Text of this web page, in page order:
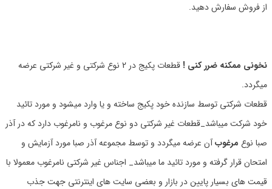
از فروش سفارش دهید.
نخونی ممکنه ضرر کنی !
قطعات پکیج در 2 نوع شرکتی و غیر شرکتی عرضه
میگردد.
قطعات شرکتی توسط سازنده خود پکیج ساخته و یا وارد میشود و مورد تائید
خود شرکت میباشد_قطعات غیر شرکتی دو نوع مرغوب و نامرغوب دارد که در آذر
صبا نوع مرغوبآن عرضه میگردد و توسط مجموعه آذر صبا مورد آزمایش و
امتحان قرار گرفته و مورد تائید ما میباشد_ اجناس غیر شرکتی نامرغوب معمولا با
قیمت های بسیار پایین در بازار و بعضی سایت های اینترنتی جهت جذب